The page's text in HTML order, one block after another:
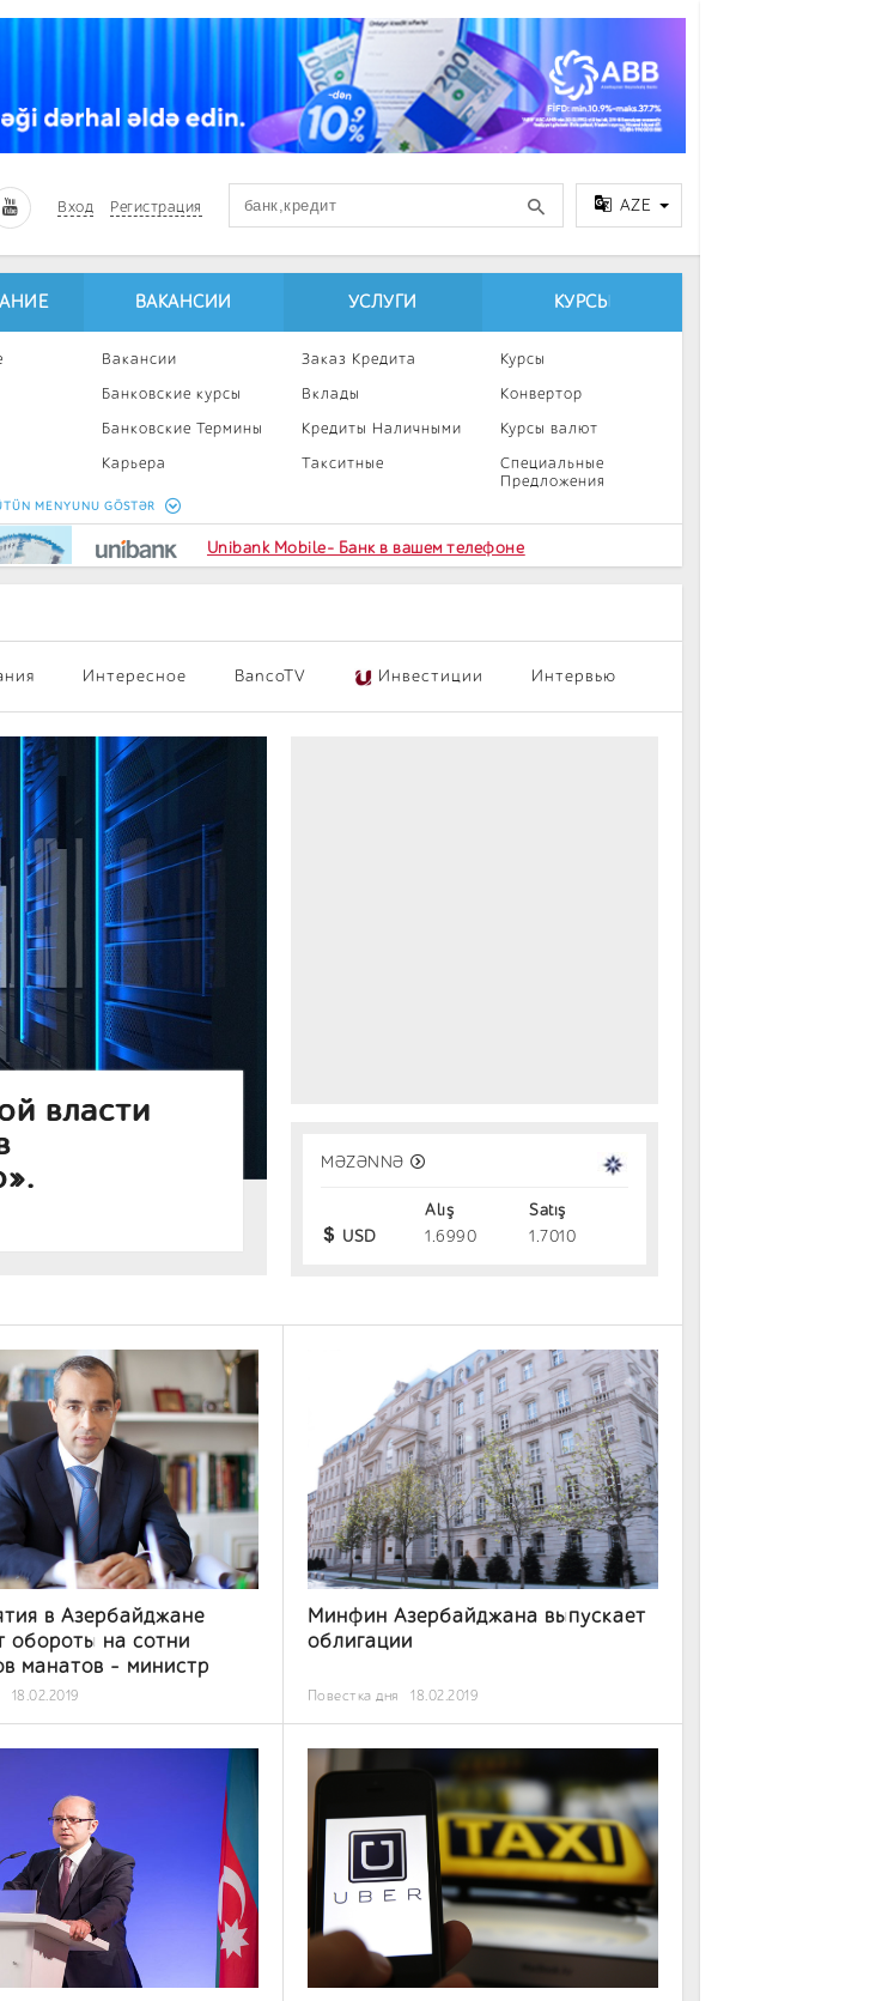
Вход Регистрация AZE
ВАКАНСИИ
Вакансии
Банковские курсы
Банковские Термины
Карьера
Профессиональное
развитие
УСЛУГИ
Заказ Кредита
Вклады
Кредиты Наличными
Такситные
КУРСЫ
Курсы
Конвертор
Курсы валют
Специальные
Предложения
MENYUNU GÖSTƏR
Unibank Mobile- Банк в вашем телефоне
Интересное BancoTV Инвестиции Интервью
почти
Акция продлена: переведи свой
Yelo и получи скидку до 2%!
05.08.2026
MƏZƏNNƏ
Alış
Satış
USD
1.6990 1.7010
в Азербайджане
обороты на сотни
манатов - министр
18.02.2019
Минфин Азербайджана выпускает
облигации
Повестка дня 18.02.2019